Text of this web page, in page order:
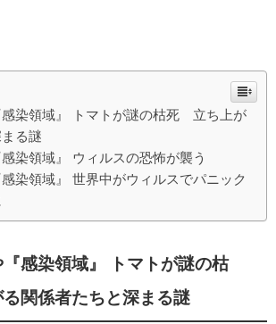
感染領域』 トマトが謎の枯死 立ち上が
る謎
染領域』 ウィルスの恐怖が襲う
染領域』 世界中がウィルスでパニック
『感染領域』 トマトが謎の枯
関係者たちと深まる謎